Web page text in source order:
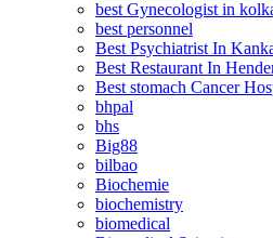
best Gynecologist in
best personnel
Best Psychiatrist In
Best Restaurant In
Best stomach Cancer
bhpal
bhs
Big88
bilbao
Biochemie
biochemistry
biomedical